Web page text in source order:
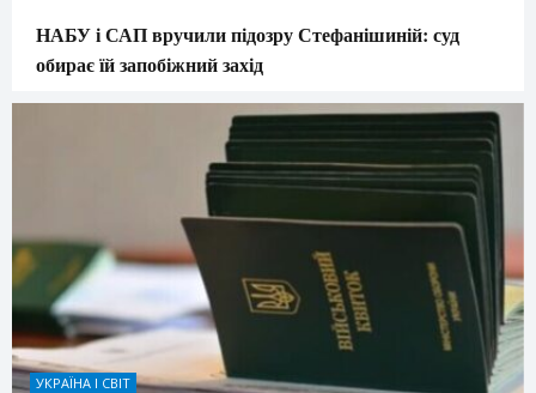
НАБУ і САП вручили підозру Стефанішиній: суд
обирає їй запобіжний захід
УКРАЇНА І СВІТ